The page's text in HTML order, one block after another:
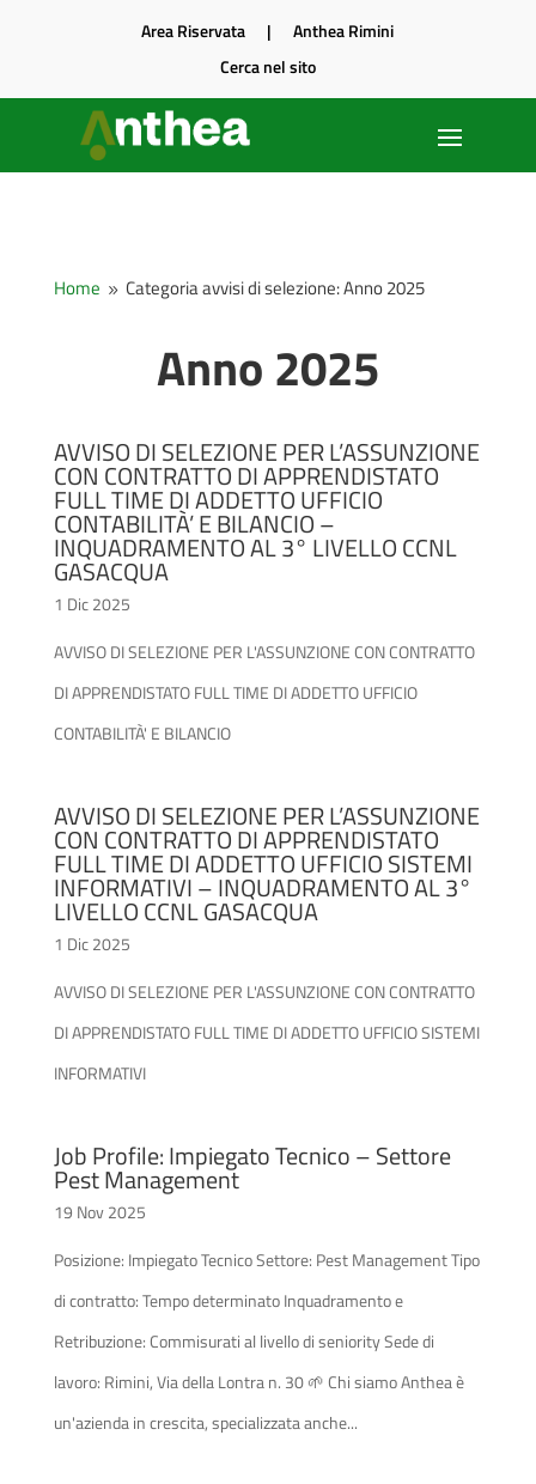
Area Riservata |Anthea Rimini
Cerca nel sito
Home 9 Categoria avvisi di selezione: Anno 2025
Anno 2025
AVVISO DI SELEZIONE PER L’ASSUNZIONE
CON CONTRATTO DI APPRENDISTATO
FULL TIME DI ADDETTO UFFICIO
CONTABILITÀ’ E BILANCIO –
INQUADRAMENTO AL 3° LIVELLO CCNL
GASACQUA
1 Dic 2025
AVVISO DI SELEZIONE PER L'ASSUNZIONE CON CONTRATTO
DI APPRENDISTATO FULL TIME DI ADDETTO UFFICIO
CONTABILITÀ' E BILANCIO
AVVISO DI SELEZIONE PER L’ASSUNZIONE
CON CONTRATTO DI APPRENDISTATO
FULL TIME DI ADDETTO UFFICIO SISTEMI
INFORMATIVI – INQUADRAMENTO AL 3°
LIVELLO CCNL GASACQUA
1 Dic 2025
AVVISO DI SELEZIONE PER L'ASSUNZIONE CON CONTRATTO
DI APPRENDISTATO FULL TIME DI ADDETTO UFFICIO SISTEMI
INFORMATIVI
Job Profile: Impiegato Tecnico – Settore
Pest Management
19 Nov 2025
Posizione: Impiegato Tecnico Settore: Pest Management Tipo
di contratto: Tempo determinato Inquadramento e
Retribuzione: Commisurati al livello di seniority Sede di
lavoro: Rimini, Via della Lontra n. 30 🌱 Chi siamo Anthea è
un'azienda in crescita, specializzata anche...